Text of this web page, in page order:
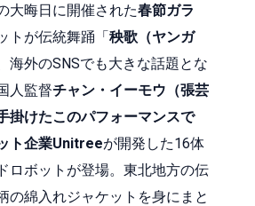
大晦日に開催された春節ガラ
トが伝統舞踊「秧歌（ヤンガ
海外のSNSでも大きな話題とな
人監督チャン・イーモウ（張芸
掛けたこのパフォーマンスで
ト企業Unitreeが開発した16体
ロボットが登場。東北地方の伝
の綿入れジャケットを身にまと